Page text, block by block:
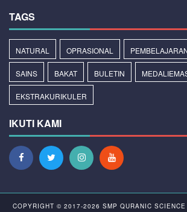
TAGS
NATURAL OPRASIONAL
SAINS BAKAT BULETIN
EKSTRAKURIKULER
IKUTI KAMI
COPYRIGHT © 2017-2026 SMP QURANIC